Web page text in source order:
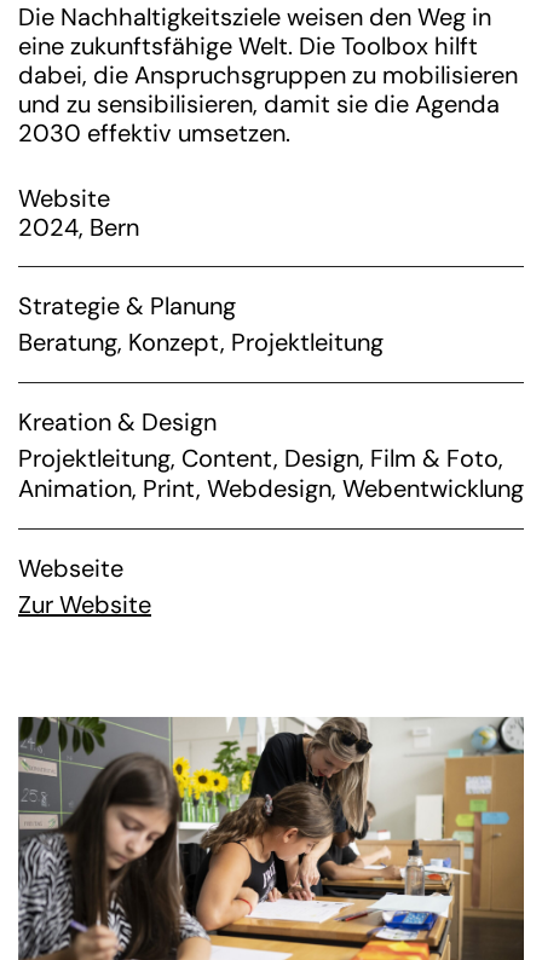
Die Nachhaltigkeitsziele weisen den Weg in
eine zukunftsfähige Welt. Die Toolbox hilft
dabei, die Anspruchsgruppen zu mobilisieren
und zu sensibilisieren, damit sie die Agenda
2030 effektiv umsetzen.
Website
2024, Bern
Strategie & Planung
Beratung, Konzept, Projektleitung
Kreation & Design
Projektleitung, Content, Design, Film & Foto,
Animation, Print, Webdesign, Webentwicklung
Webseite
Zur Website